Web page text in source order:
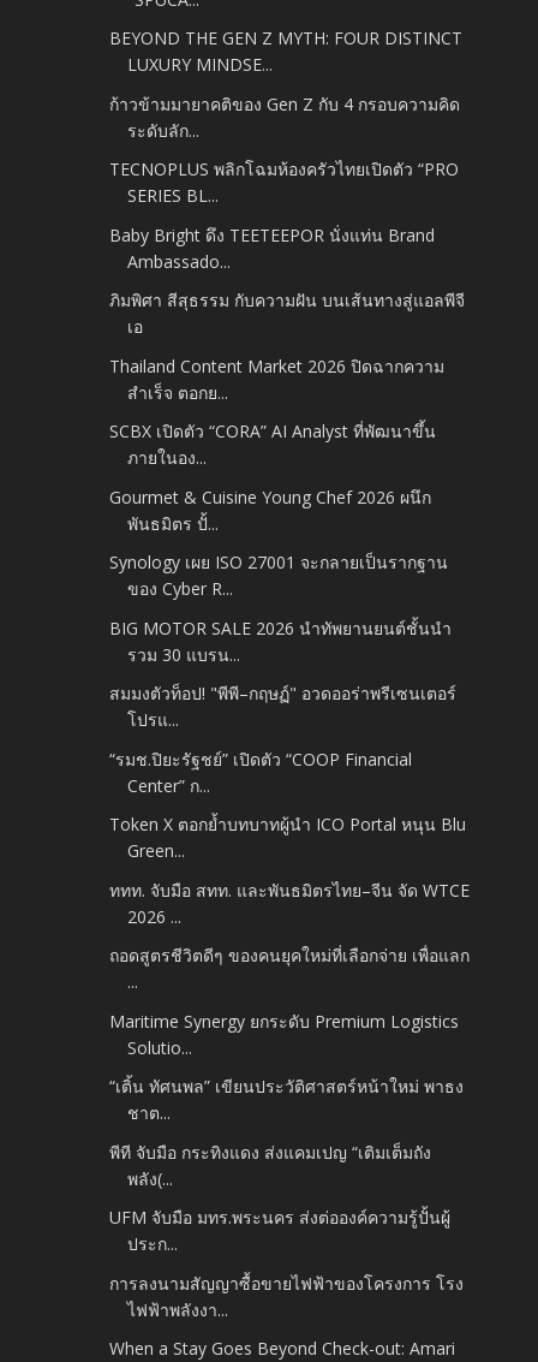
BEYOND THE GEN Z MYTH: FOUR DISTINCT
LUXURY MINDSE...
ก้าวข้ามมายาคติของ Gen Z กับ 4 กรอบความคิด
ระดับลัก...
TECNOPLUS พลิกโฉมห้องครัวไทยเปิดตัว “PRO
SERIES BL...
Baby Bright ดึง TEETEEPOR นั่งแท่น Brand
Ambassado...
ภิมพิศา สีสุธรรม กับความฝัน บนเส้นทางสู่แอลพีจี
เอ
Thailand Content Market 2026 ปิดฉากความ
สำเร็จ ตอกย...
SCBX เปิดตัว “CORA” AI Analyst ที่พัฒนาขึ้น
ภายในอง...
Gourmet & Cuisine Young Chef 2026 ผนึก
พันธมิตร ปั้...
Synology เผย ISO 27001 จะกลายเป็นรากฐาน
ของ Cyber R...
BIG MOTOR SALE 2026 นำทัพยานยนต์ชั้นนำ
รวม 30 แบรน...
สมมงตัวท็อป! "พีพี–กฤษฏ์" อวดออร่าพรีเซนเตอร์
โปรแ...
“รมช.ปิยะรัฐชย์” เปิดตัว “COOP Financial
Center” ก...
Token X ตอกย้ำบทบาทผู้นำ ICO Portal หนุน Blu
Green...
ททท. จับมือ สทท. และพันธมิตรไทย–จีน จัด WTCE
2026 ...
ถอดสูตรชีวิตดีๆ ของคนยุคใหม่ที่เลือกจ่าย เพื่อแลก
...
Maritime Synergy ยกระดับ Premium Logistics
Solutio...
“เติ้น ทัศนพล” เขียนประวัติศาสตร์หน้าใหม่​ พาธง
ชาต...
พีที จับมือ กระทิงแดง ส่งแคมเปญ “เติมเต็มถัง
พลัง(...
UFM จับมือ มทร.พระนคร ส่งต่อองค์ความรู้ปั้นผู้
ประก...
การลงนามสัญญาซื้อขายไฟฟ้าของโครงการ โรง
ไฟฟ้าพลังงา...
When a Stay Goes Beyond Check-out: Amari